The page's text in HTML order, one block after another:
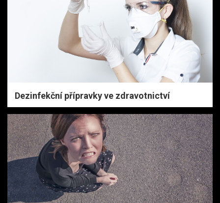
Dezinfekční přípravky ve zdravotnictví